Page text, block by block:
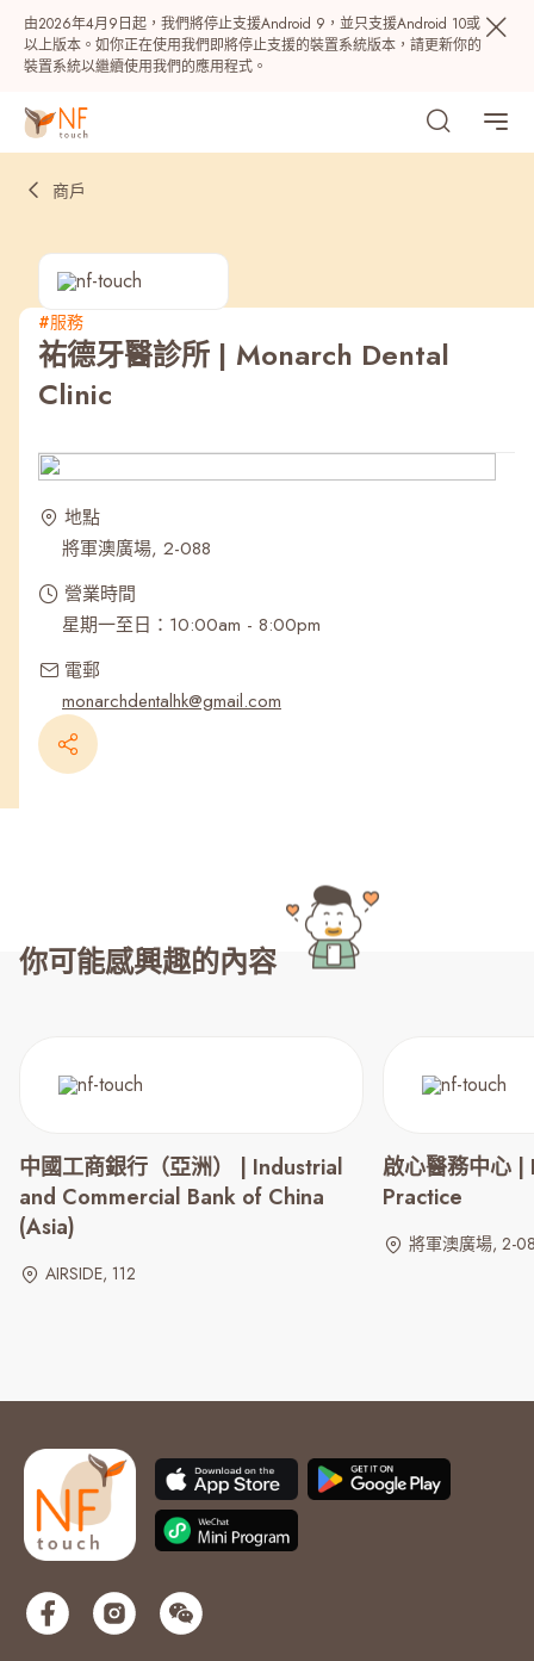
由2026年4月9日起，我們將停止支援Android 9，並只支援Android 10或
以上版本。如你正在使用我們即將停止支援的裝置系統版本，請更新你的
裝置系統以繼續使用我們的應用程式。
熱門
最近搜尋紀錄
商戶
#服務
祐德牙醫診所 | Monarch Dental
Clinic
地點
將軍澳廣場, 2-088
營業時間
星期一至日：10:00am - 8:00pm
電郵
monarchdentalhk@gmail.com
你可能感興趣的內容
中國工商銀行（亞洲） | Industrial
and Commercial Bank of China
(Asia)
AIRSIDE, 112
啟心醫務中心 |
Practice
將軍澳廣場, 2-